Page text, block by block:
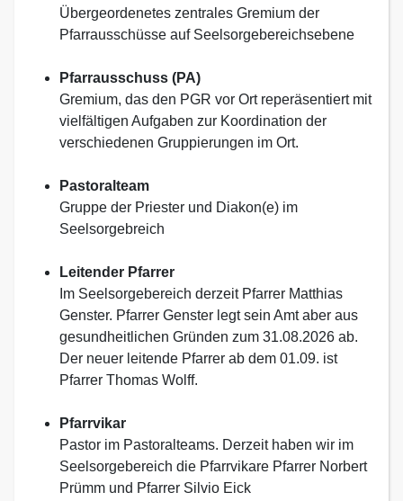
Übergeordenetes zentrales Gremium der
Pfarrausschüsse auf Seelsorgebereichsebene
Pfarrausschuss (PA)
Gremium, das den PGR vor Ort reperäsentiert mit
vielfältigen Aufgaben zur Koordination der
verschiedenen Gruppierungen im Ort.
Pastoralteam
Gruppe der Priester und Diakon(e) im
Seelsorgebreich
Leitender Pfarrer
Im Seelsorgebereich derzeit Pfarrer Matthias
Genster. Pfarrer Genster legt sein Amt aber aus
gesundheitlichen Gründen zum 31.08.2026 ab.
Der neuer leitende Pfarrer ab dem 01.09. ist
Pfarrer Thomas Wolff.
Pfarrvikar
Pastor im Pastoralteams. Derzeit haben wir im
Seelsorgebereich die Pfarrvikare Pfarrer Norbert
Prümm und Pfarrer Silvio Eick